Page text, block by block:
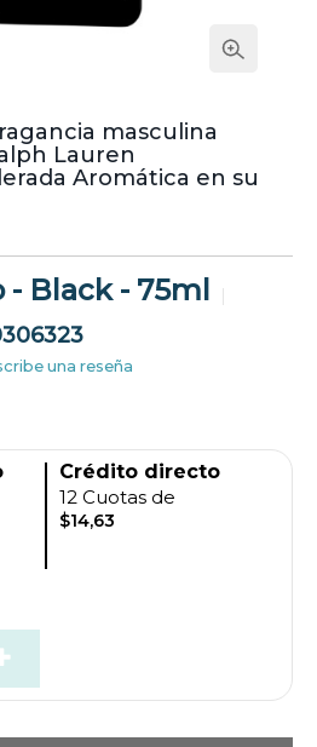
masculina
Lauren
Aromática en su
Black - 75ml
una reseña
Crédito directo
12 Cuotas de
$14,63